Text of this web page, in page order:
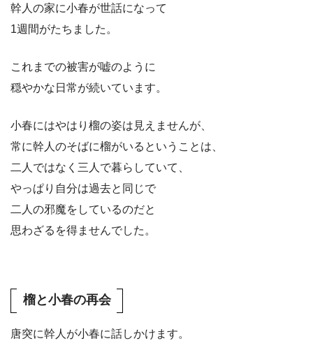
幹人の家に小春が世話になって
1週間がたちました。
これまでの被害が嘘のように
穏やかな日常が続いています。
小春にはやはり榴の姿は見えませんが、
常に幹人のそばに榴がいるということは、
二人ではなく三人で暮らしていて、
やっぱり自分は過去と同じで
二人の邪魔をしているのだと
思わざるを得ませんでした。
榴と小春の再会
唐突に幹人が小春に話しかけます。